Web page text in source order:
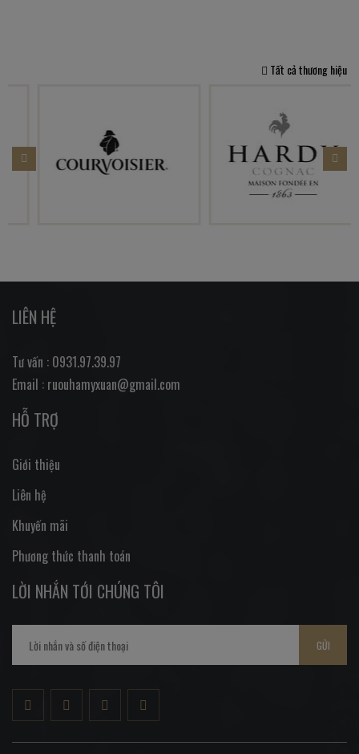
Tất cả thương hiệu
LIÊN HỆ
Tư vấn : 0931.97.39.97
Email : ruouhamyxuan@gmail.com
HỖ TRỢ
Giới thiệu
Liên hệ
Khuyến mãi
Phương thức thanh toán
LỜI NHẮN TỚI CHÚNG TÔI
GỬI